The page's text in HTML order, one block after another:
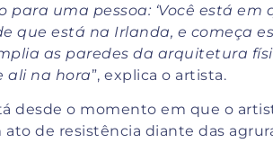
uma pessoa: ‘Você está em
que está na Irlanda, e começa
as paredes da arquitetura
ali na hora”, explica o artista.
desde o momento em que o
de resistência diante das